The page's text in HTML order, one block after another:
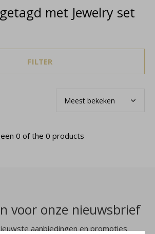
met Jewelry set
FILTER
0 of the 0 products
voor onze nieuwsbrief
aanbiedingen en promoties